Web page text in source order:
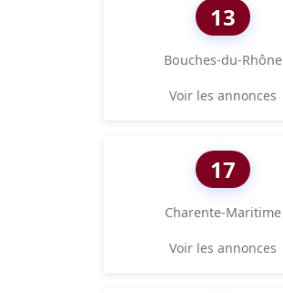
13
Bouches-du-Rhône
Voir les annonces
17
Charente-Maritime
Voir les annonces